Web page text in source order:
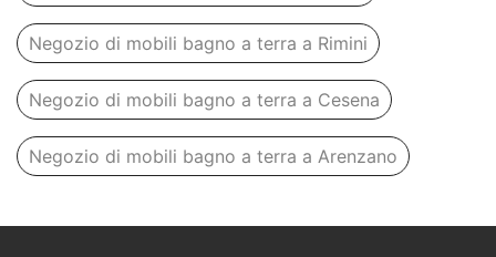
Negozio di mobili bagno a terra a Rimini
Negozio di mobili bagno a terra a Cesena
Negozio di mobili bagno a terra a Arenzano